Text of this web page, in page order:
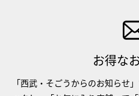
お得な
「西武・そごうからのお知らせ